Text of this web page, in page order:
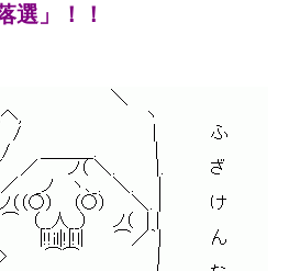
選」！！